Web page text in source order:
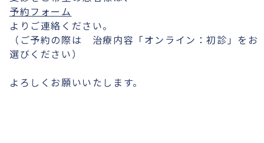
予約フォーム
よりご連絡ください。
（ご予約の際は 治療内容「オンライン：初診」をお
選びください）
よろしくお願いいたします。